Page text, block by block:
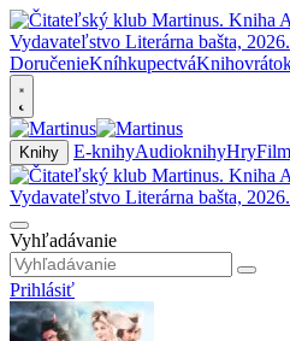
DoručenieKníhkupectvá
Knihy E-knihyAudioknihyHry
Vyhľadávanie
Prihlásiť